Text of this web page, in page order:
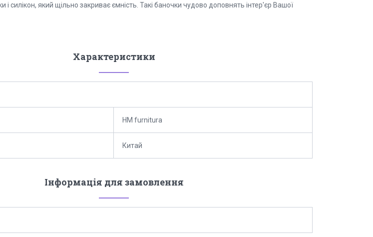
і силікон, який щільно закриває ємність. Такі баночки чудово доповнять інтер'єр Вашої
Характеристики
HM furnitura
Китай
Інформація для замовлення